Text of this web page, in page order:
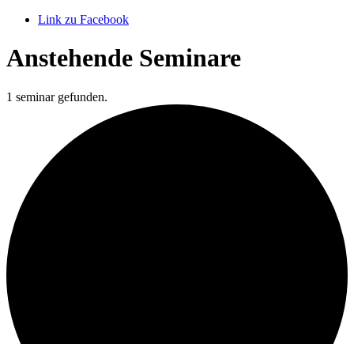
Link zu Facebook
Anstehende Seminare
1 seminar gefunden.